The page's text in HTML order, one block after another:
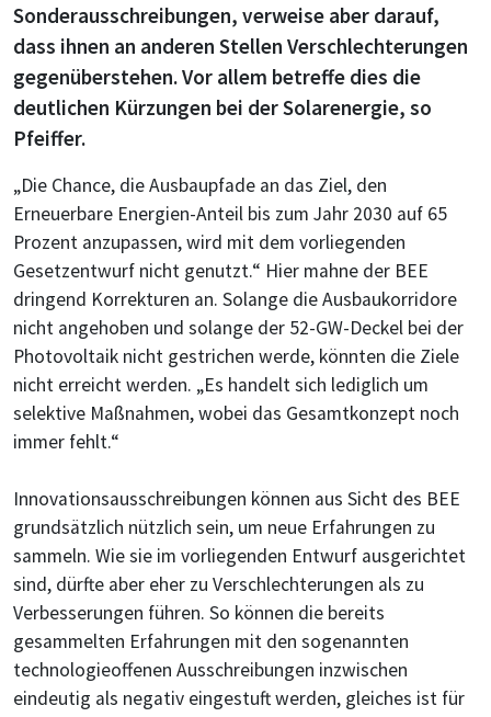
Sonderausschreibungen, verweise aber darauf,
dass ihnen an anderen Stellen Verschlechterungen
gegenüberstehen. Vor allem betreffe dies die
deutlichen Kürzungen bei der Solarenergie, so
Pfeiffer.
„Die Chance, die Ausbaupfade an das Ziel, den
Erneuerbare Energien-Anteil bis zum Jahr 2030 auf 65
Prozent anzupassen, wird mit dem vorliegenden
Gesetzentwurf nicht genutzt.“ Hier mahne der BEE
dringend Korrekturen an. Solange die Ausbaukorridore
nicht angehoben und solange der 52-GW-Deckel bei der
Photovoltaik nicht gestrichen werde, könnten die Ziele
nicht erreicht werden. „Es handelt sich lediglich um
selektive Maßnahmen, wobei das Gesamtkonzept noch
immer fehlt.“
Innovationsausschreibungen können aus Sicht des BEE
grundsätzlich nützlich sein, um neue Erfahrungen zu
sammeln. Wie sie im vorliegenden Entwurf ausgerichtet
sind, dürfte aber eher zu Verschlechterungen als zu
Verbesserungen führen. So können die bereits
gesammelten Erfahrungen mit den sogenannten
technologieoffenen Ausschreibungen inzwischen
eindeutig als negativ eingestuft werden, gleiches ist für